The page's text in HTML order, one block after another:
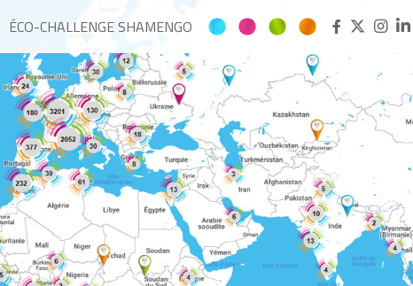
ÉCO-CHALLENGE SHAMENGO